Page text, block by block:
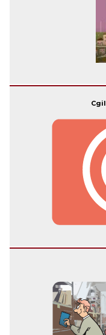
Cgil